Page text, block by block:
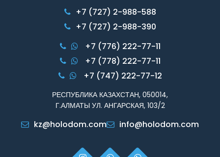
+7 (727) 2-988-588
+7 (727) 2-988-390
+7 (776) 222-77-11
+7 (778) 222-77-11
+7 (747) 222-77-12
РЕСПУБЛИКА КАЗАХСТАН, 050014,
Г.АЛМАТЫ УЛ. АНГАРСКАЯ, 103/2
kz@holodom.com info@holodom.com